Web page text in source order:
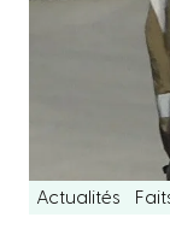
Actualités